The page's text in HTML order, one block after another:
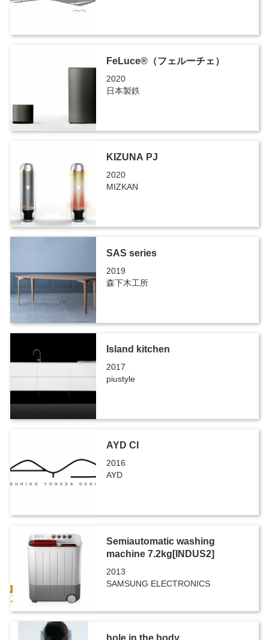
FeLuce®（フェルーチェ）
2020
日本製鉄
KIZUNA PJ
2020
MIZKAN
SAS series
2019
森下木工所
Island kitchen
2017
piustyle
AYD CI
2016
AYD
Semiautomatic washing
machine 7.2kg[INDUS2]
2013
SAMSUNG ELECTRONICS
hole in the body